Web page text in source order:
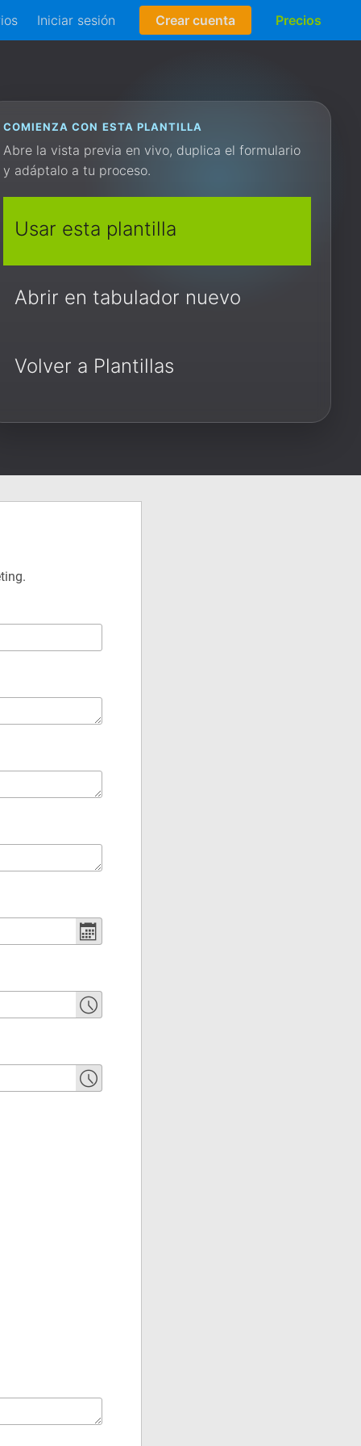
Iniciar sesión Crear cuenta Precios
COMIENZA CON ESTA PLANTILLA
Abre la vista previa en vivo, duplica el formulario
y adáptalo a tu proceso.
Usar esta plantilla
Abrir en tabulador nuevo
Volver a Plantillas